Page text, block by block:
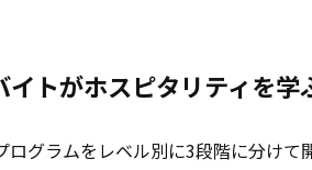
トがホスピタリティを学
グラムをレベル別に3段階に分け